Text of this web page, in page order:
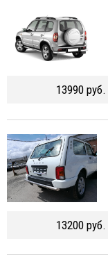
13990 руб.
13200 руб.